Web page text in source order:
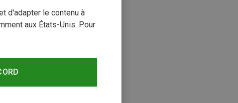
d'adapter le contenu à
aux États-Unis. Pour